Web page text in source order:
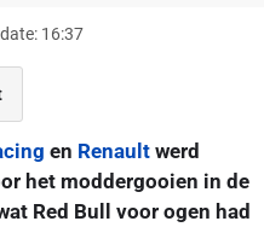
16:37
en Renault werd
het moddergooien in de
Red Bull voor ogen had